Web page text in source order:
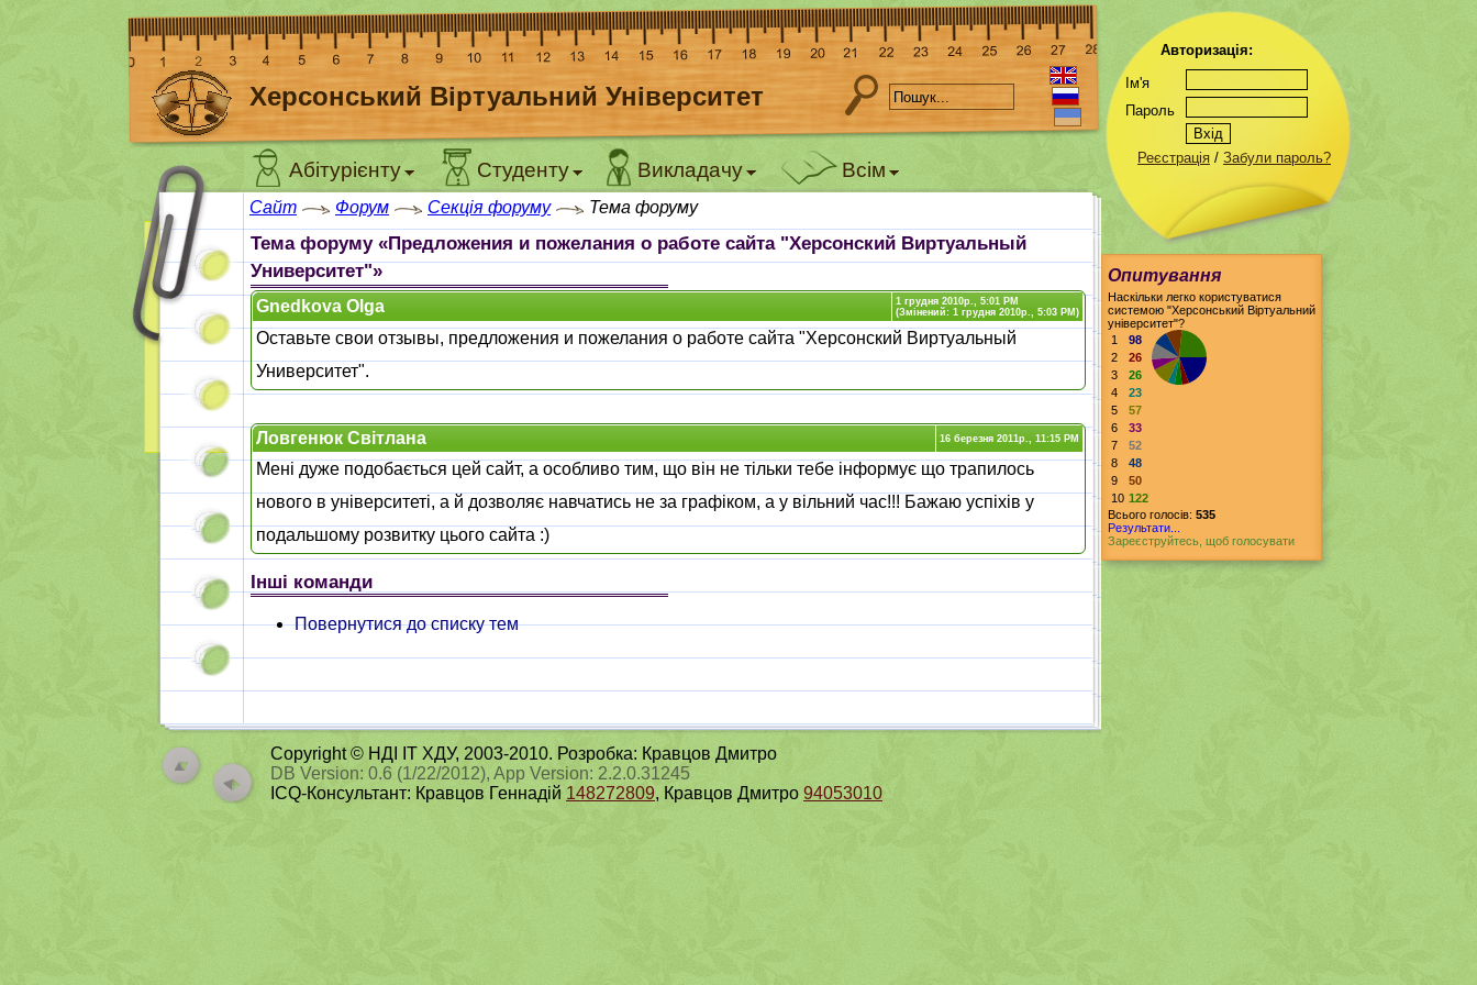
Херсонський Віртуальний Університет
Абітурієнту Студенту Викладачу Всім
Сайт Форум Секція форуму Тема форуму
Тема форуму «Предложения и пожелания о работе сайта "Херсонский Виртуальный
Университет"»
Gnedkova Olga
1 грудня 2010р., 5:01 PM
(Змінений: 1 грудня 2010р., 5:03 PM)
Оставьте свои отзывы, предложения и пожелания о работе сайта "Херсонский Виртуальный
Университет".
Ловгенюк Світлана 16 березня 2011р., 11:15 PM
Мені дуже подобається цей сайт, а особливо тим, що він не тільки тебе інформує що трапилось
нового в університеті, а й дозволяє навчатись не за графіком, а у вільний час!!! Бажаю успіхів у
подальшому розвитку цього сайта :)
Інші команди
Повернутися до списку тем
Copyright © НДІ ІТ ХДУ, 2003-2010. Розробка: Кравцов Дмитро
DB Version: 0.6 (1/22/2012), App Version: 2.2.0.31245
ICQ-Консультант: Кравцов Геннадій 148272809, Кравцов Дмитро 94053010
Авторизація:
Ім'я
Пароль
Реєстрація / Забули пароль?
Опитування
Наскільки легко користуватися
системою "Херсонський Віртуальний
університет"?
1
98
2
26
3
26
4
23
5
57
6
33
7
52
8
48
9
50
10 122
Всього голосів: 535
Результати...
Зареєструйтесь, щоб голосувати